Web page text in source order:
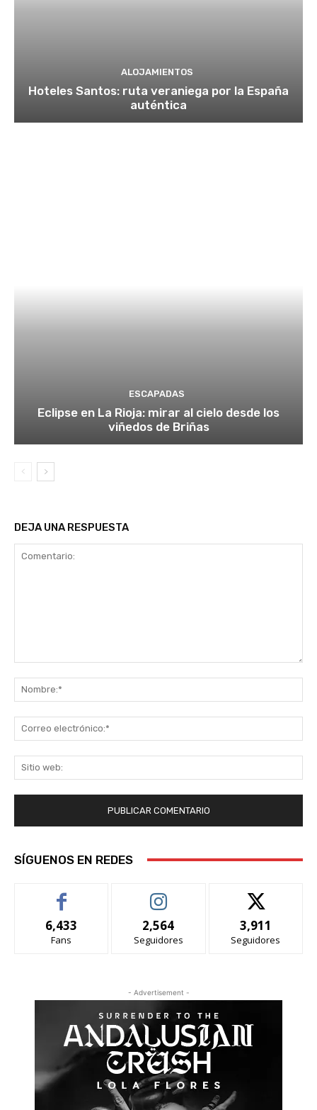
ALOJAMIENTOS
Hoteles Santos: ruta veraniega por la España
auténtica
ESCAPADAS
Eclipse en La Rioja: mirar al cielo desde los
viñedos de Briñas
DEJA UNA RESPUESTA
SÍGUENOS EN REDES
6,433
Fans
2,564
Seguidores
3,911
Seguidores
- Advertisement -